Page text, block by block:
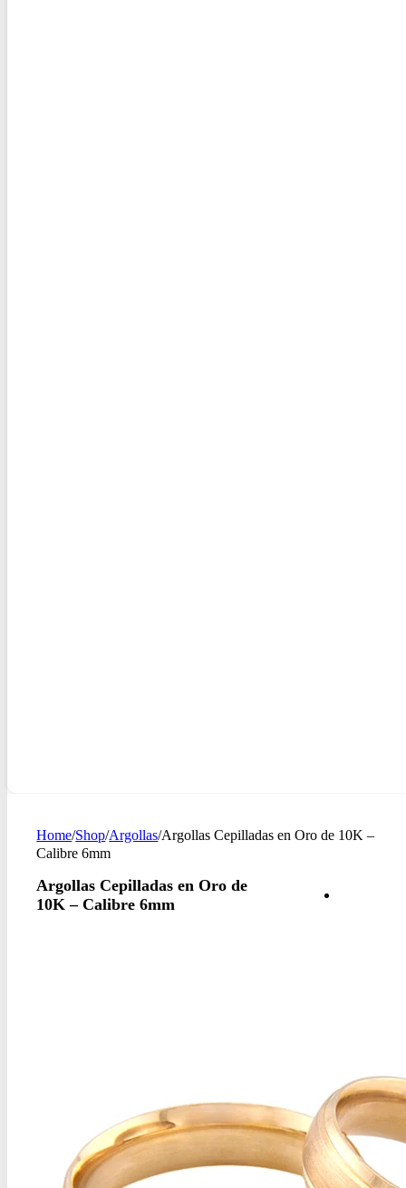
Home/Shop/Argollas/Argollas Cepilladas en Oro de 10K –
Calibre 6mm
Argollas Cepilladas en Oro de
10K – Calibre 6mm